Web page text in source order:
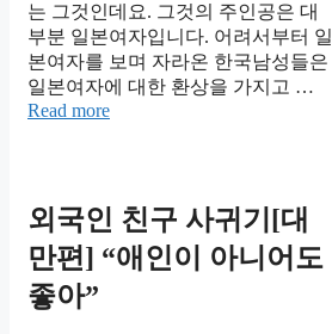
는 그것인데요. 그것의 주인공은 대
부분 일본여자입니다. 어려서부터 일
본여자를 보며 자라온 한국남성들은
일본여자에 대한 환상을 가지고 …
Read more
외국인 친구 사귀기[대
만편] “애인이 아니어도
좋아”